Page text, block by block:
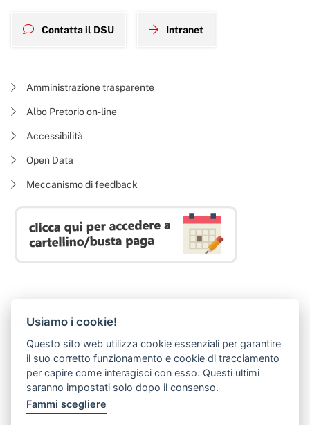
Contatta il DSU Intranet
Amministrazione trasparente
Albo Pretorio on-line
Accessibilità
Open Data
Meccanismo di feedback
P. I. 05913670484 | C. F. 94164020482
(abilitato alla ricezione di soli messaggi di posta elettronica certificata)
Usiamo i cookie!
Questo sito web utilizza cookie essenziali per garantire
il suo corretto funzionamento e cookie di tracciamento
per capire come interagisci con esso. Questi ultimi
saranno impostati solo dopo il consenso.
Fammi scegliere